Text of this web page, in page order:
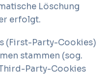
Löschung
erfolgt.
(First-Party-Cookies)
stammen (sog.
Party-Cookies